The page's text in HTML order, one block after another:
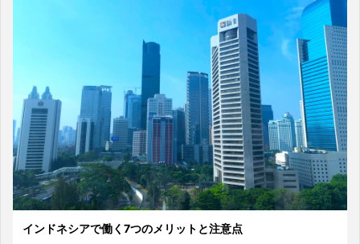
インドネシアで働く7つのメリットと注意点